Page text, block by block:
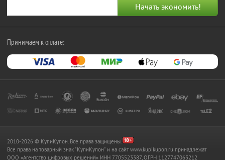
Принимаем к оплате:
2010-2026 © КупиКупон. Все права защищены.
Все права на товарный знак "КупиКупон" и на сайт www.kupikupon.ru принадлежат
OOO «Агентство цифровых решений» ИНН 7705523387, ОГРН 1127747063212